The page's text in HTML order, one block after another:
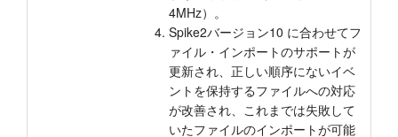
4MHz）。
Spike2バージョン10 に合わせてフ
ァイル・インポートのサポートが
更新され、正しい順序にないイベ
ントを保持するファイルへの対応
が改善され、これまでは失敗して
いたファイルのインポートが可能